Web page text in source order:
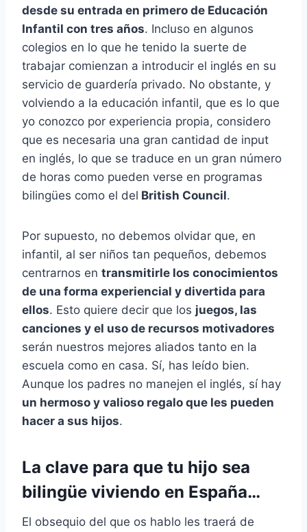
desde su entrada en primero de Educación
Infantil con tres años. Incluso en algunos
colegios en lo que he tenido la suerte de
trabajar comienzan a introducir el inglés en su
servicio de guardería privado. No obstante, y
volviendo a la educación infantil, que es lo que
yo conozco por experiencia propia, considero
que es necesaria una gran cantidad de input
en inglés, lo que se traduce en un gran número
de horas como pueden verse en programas
bilingües como el del British Council.
Por supuesto, no debemos olvidar que, en
infantil, al ser niños tan pequeños, debemos
centrarnos en transmitirle los conocimientos
de una forma experiencial y divertida para
ellos. Esto quiere decir que los juegos, las
canciones y el uso de recursos motivadores
serán nuestros mejores aliados tanto en la
escuela como en casa. Sí, has leído bien.
Aunque los padres no manejen el inglés, sí hay
un hermoso y valioso regalo que les pueden
hacer a sus hijos.
La clave para que tu hijo sea
bilingüe viviendo en España…
El obsequio del que os hablo les traerá de